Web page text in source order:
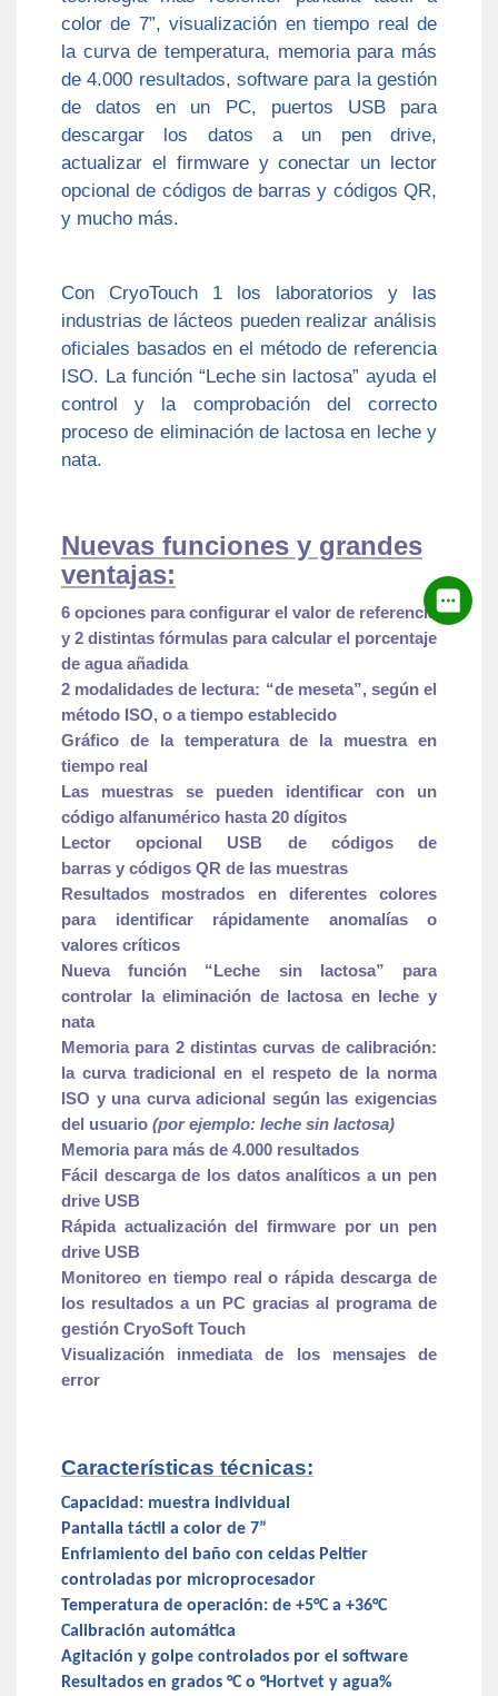
color de 7”, visualización en tiempo real de
la curva de temperatura, memoria para más
de 4.000 resultados, software para la gestión
de datos en un PC, puertos USB para
descargar los datos a un pen drive,
actualizar el firmware y conectar un lector
opcional de códigos de barras y códigos QR,
y mucho más.
Con CryoTouch 1 los laboratorios y las
industrias de lácteos pueden realizar análisis
oficiales basados en el método de referencia
ISO. La función “Leche sin lactosa” ayuda el
control y la comprobación del correcto
proceso de eliminación de lactosa en leche y
nata.
Nuevas funciones y grandes
ventajas:
6 opciones para configurar el valor de referencia
y 2 distintas fórmulas para calcular el porcentaje
de agua añadida
2 modalidades de lectura: “de meseta”, según el
método ISO, o a tiempo establecido
Gráfico de la temperatura de la muestra en
tiempo real
Las muestras se pueden identificar con un
código alfanumérico hasta 20 dígitos
Lector opcional USB de códigos de
barras y códigos QR de las muestras
Resultados mostrados en diferentes colores
para identificar rápidamente anomalías o
valores críticos
Nueva función “Leche sin lactosa” para
controlar la eliminación de lactosa en leche y
nata
Memoria para 2 distintas curvas de calibración:
la curva tradicional en el respeto de la norma
ISO y una curva adicional según las exigencias
del usuario (por ejemplo: leche sin lactosa)
Memoria para más de 4.000 resultados
Fácil descarga de los datos analíticos a un pen
drive USB
Rápida actualización del firmware por un pen
drive USB
Monitoreo en tiempo real o rápida descarga de
los resultados a un PC gracias al programa de
gestión CryoSoft Touch
Visualización inmediata de los mensajes de
error
Características técnicas:
Capacidad: muestra individual
Pantalla táctil a color de 7”
Enfriamiento del baño con celdas Peltier
controladas por microprocesador
Temperatura de operación: de +5°C a +36°C
Calibración automática
Agitación y golpe controlados por el software
Resultados en grados °C o °Hortvet y agua%